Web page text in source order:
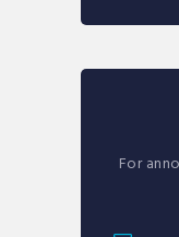
For